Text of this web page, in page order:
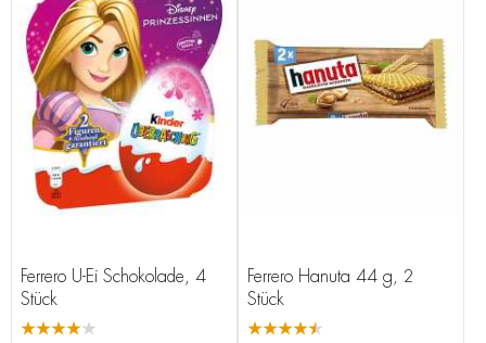
Ferrero Ü-Ei Schokolade, 4
Stück
★★★★★
Ferrero Hanuta 44 g, 2
Stück
★★★★★